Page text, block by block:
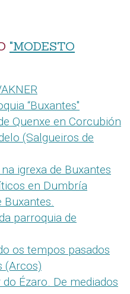
"MODESTO
“Buxantes"
Quenxe en Corcubión
(Salgueiros de
igrexa de Buxantes
en Dumbría
Buxantes.
parroquia de
os tempos pasados
(Arcos)
Ézaro. De mediados